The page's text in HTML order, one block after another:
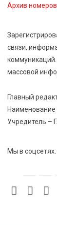
ленту по
6 Авг
Архив
связи,
массовой
Главный
Учредитель –
Мы в соцсетях: